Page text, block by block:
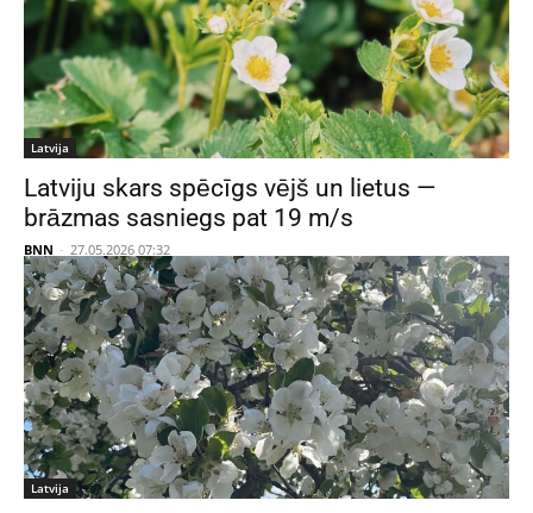
Latvija
Latviju skars spēcīgs vējš un lietus —
brāzmas sasniegs pat 19 m/s
BNN - 27.05.2026 07:32
Latvija